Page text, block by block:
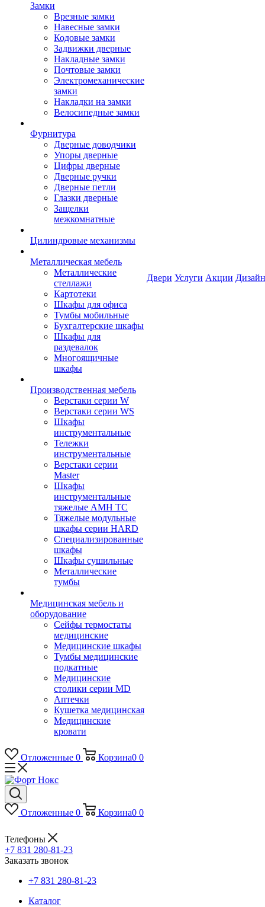
Замки
Врезные замки
Навесные замки
Кодовые замки
Задвижки дверные
Накладные замки
Почтовые замки
Электромеханические
замки
Накладки на замки
Велосипедные замки
Фурнитура
Дверные доводчики
Упоры дверные
Цифры дверные
Дверные ручки
Дверные петли
Глазки дверные
Защелки
межкомнатные
Цилиндровые механизмы
Металлическая мебель
Металлические
стеллажи
Картотеки
Шкафы для офиса
Тумбы мобильные
Бухгалтерские шкафы
Шкафы для
раздевалок
Многоящичные
шкафы
Производственная мебель
Верстаки серии W
Верстаки серии WS
Шкафы
инструментальные
Тележки
инструментальные
Верстаки серии
Master
Шкафы
инструментальные
тяжелые AMH TC
Тяжелые модульные
шкафы серии HARD
Cпециализированные
шкафы
Шкафы сушильные
Металлические
тумбы
Медицинская мебель и
оборудование
Сейфы термостаты
медицинские
Медицинские шкафы
Тумбы медицинские
подкатные
Медицинские
столики серии MD
Аптечки
Кушетка медицинская
Медицинские
кровати
Двери Услуги Акции
Отложенные 0 Корзина0 0
Отложенные 0 Корзина0 0
Телефоны
+7 831 280-81-23
Заказать звонок
+7 831 280-81-23
Каталог